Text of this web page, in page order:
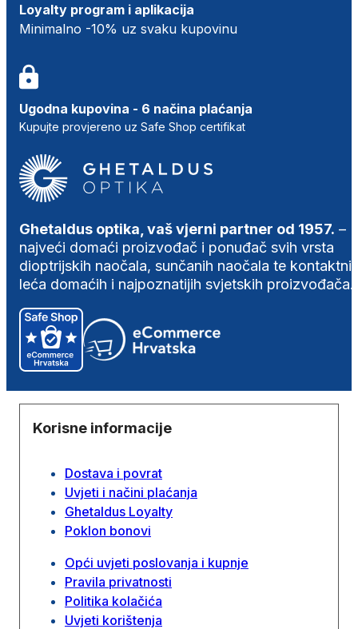
Loyalty program i aplikacija
Minimalno -10% uz svaku kupovinu
Ugodna kupovina - 6 načina plaćanja
Kupujte provjereno uz Safe Shop certifikat
Ghetaldus optika, vaš vjerni partner od 1957. –
najveći domaći proizvođač i ponuđač svih vrsta
dioptrijskih naočala, sunčanih naočala te
leća domaćih i najpoznatijih svjetskih proizvođača.
Korisne informacije
Dostava i povrat
Uvjeti i načini plaćanja
Ghetaldus Loyalty
Poklon bonovi
Opći uvjeti poslovanja i kupnje
Pravila privatnosti
Politika kolačića
Uvjeti korištenja